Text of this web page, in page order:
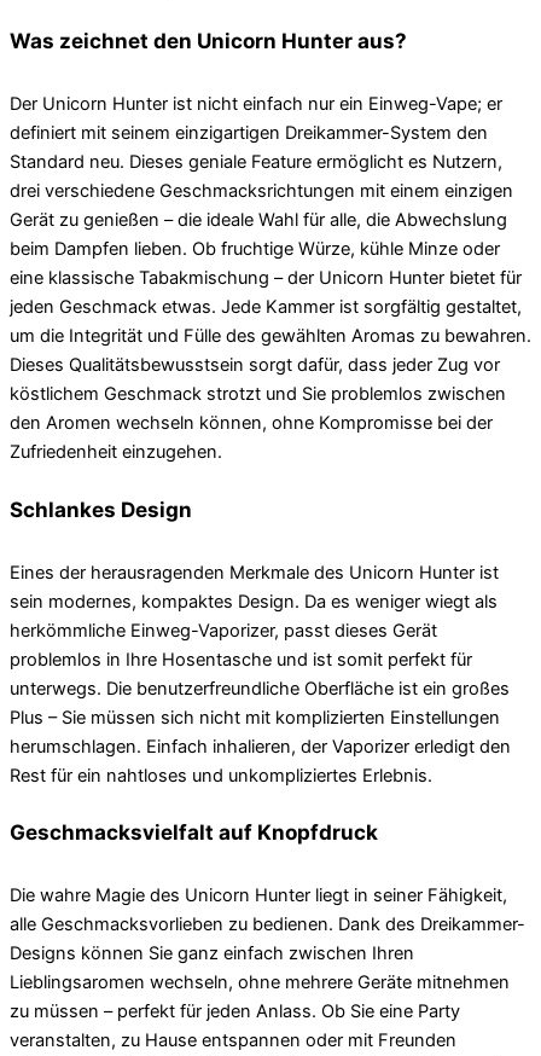
Was zeichnet den Unicorn Hunter aus?
Der Unicorn Hunter ist nicht einfach nur ein Einweg-Vape; er
definiert mit seinem einzigartigen Dreikammer-System den
Standard neu. Dieses geniale Feature ermöglicht es Nutzern,
drei verschiedene Geschmacksrichtungen mit einem einzigen
Gerät zu genießen – die ideale Wahl für alle, die Abwechslung
beim Dampfen lieben. Ob fruchtige Würze, kühle Minze oder
eine klassische Tabakmischung – der Unicorn Hunter bietet für
jeden Geschmack etwas. Jede Kammer ist sorgfältig gestaltet,
um die Integrität und Fülle des gewählten Aromas zu bewahren.
Dieses Qualitätsbewusstsein sorgt dafür, dass jeder Zug vor
köstlichem Geschmack strotzt und Sie problemlos zwischen
den Aromen wechseln können, ohne Kompromisse bei der
Zufriedenheit einzugehen.
Schlankes Design
Eines der herausragenden Merkmale des Unicorn Hunter ist
sein modernes, kompaktes Design. Da es weniger wiegt als
herkömmliche Einweg-Vaporizer, passt dieses Gerät
problemlos in Ihre Hosentasche und ist somit perfekt für
unterwegs. Die benutzerfreundliche Oberfläche ist ein großes
Plus – Sie müssen sich nicht mit komplizierten Einstellungen
herumschlagen. Einfach inhalieren, der Vaporizer erledigt den
Rest für ein nahtloses und unkompliziertes Erlebnis.
Geschmacksvielfalt auf Knopfdruck
Die wahre Magie des Unicorn Hunter liegt in seiner Fähigkeit,
alle Geschmacksvorlieben zu bedienen. Dank des Dreikammer-
Designs können Sie ganz einfach zwischen Ihren
Lieblingsaromen wechseln, ohne mehrere Geräte mitnehmen
zu müssen – perfekt für jeden Anlass. Ob Sie eine Party
veranstalten, zu Hause entspannen oder mit Freunden